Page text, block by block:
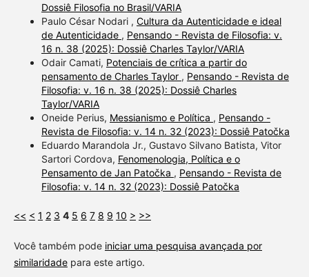
Dossiê Filosofia no Brasil/VARIA
Paulo César Nodari , Cultura da Autenticidade e ideal
de Autenticidade , Pensando - Revista de Filosofia: v.
16 n. 38 (2025): Dossiê Charles Taylor/VARIA
Odair Camati, Potenciais de crítica a partir do
pensamento de Charles Taylor , Pensando - Revista de
Filosofia: v. 16 n. 38 (2025): Dossiê Charles
Taylor/VARIA
Oneide Perius, Messianismo e Política , Pensando -
Revista de Filosofia: v. 14 n. 32 (2023): Dossiê Patočka
Eduardo Marandola Jr., Gustavo Silvano Batista, Vitor
Sartori Cordova, Fenomenologia, Política e o
Pensamento de Jan Patočka , Pensando - Revista de
Filosofia: v. 14 n. 32 (2023): Dossiê Patočka
<< < 1 2 3 4 5 6 7 8 9 10 > >>
Você também pode iniciar uma pesquisa avançada por
similaridadepara este artigo.